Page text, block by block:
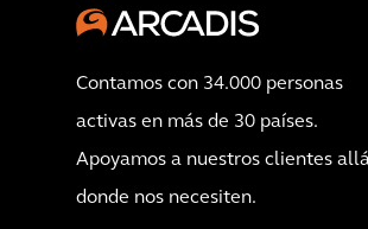
Contamos con 34.000 personas
activas en más de 30 países.
Apoyamos a nuestros clientes
donde nos necesiten.